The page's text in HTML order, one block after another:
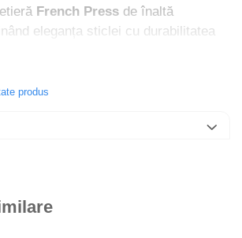
French Press de înaltă
eleganța sticlei cu durabilitatea
este ideal pentru iubitorii
un proces simplu și autentic
din inox elegant și robust.
produs